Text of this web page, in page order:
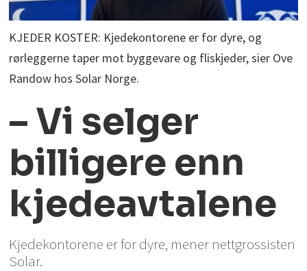
KJEDER KOSTER: Kjedekontorene er for dyre, og
rørleggerne taper mot byggevare og fliskjeder, sier Ove
Randow hos Solar Norge.
– Vi selger
billigere enn
kjedeavtalene
Kjedekontorene er for dyre, mener nettgrossisten
Solar.